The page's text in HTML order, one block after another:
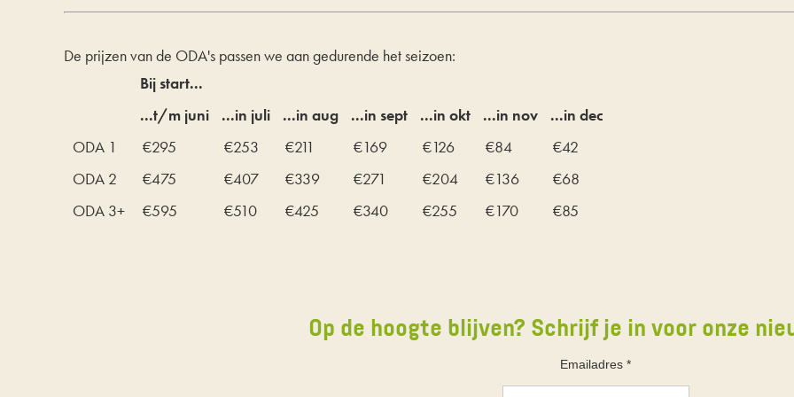
De prijzen van de ODA's passen we aan gedurende het seizoen:
Bij start...
...t/m juni
...in juli ...in aug ...in sept ...in okt ...in nov
...in dec
ODA 1
€295 €253 €211 €169 €126 €84
€42
ODA 2
€475 €407 €339 €271 €204 €136
€68
ODA 3+
€595 €510 €425 €340 €255 €170 €85
Op de hoogte blijven? Schrijf je in voor onze
Emailadres *